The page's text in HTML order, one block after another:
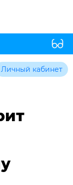
Личный кабинет